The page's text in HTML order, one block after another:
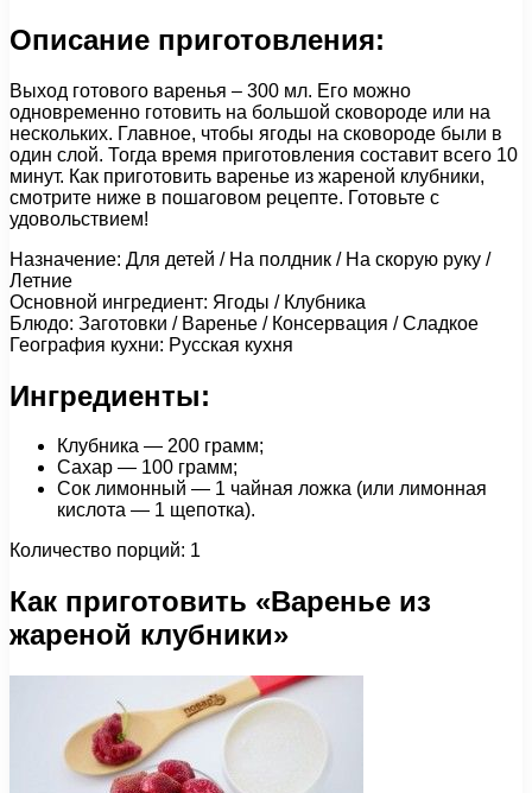
Описание приготовления:
Выход готового варенья – 300 мл. Его можно
одновременно готовить на большой сковороде или на
нескольких. Главное, чтобы ягоды на сковороде были в
один слой. Тогда время приготовления составит всего 10
минут. Как приготовить варенье из жареной клубники,
смотрите ниже в пошаговом рецепте. Готовьте с
удовольствием!
Назначение: Для детей / На полдник / На скорую руку /
Летние
Основной ингредиент: Ягоды / Клубника
Блюдо: Заготовки / Варенье / Консервация / Сладкое
География кухни: Русская кухня
Ингредиенты:
Клубника — 200 грамм;
Сахар — 100 грамм;
Сок лимонный — 1 чайная ложка (или лимонная
кислота — 1 щепотка).
Количество порций: 1
Как приготовить «Варенье из
жареной клубники»